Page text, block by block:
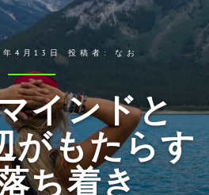
4月13日 投稿者:なお
インドと
がもたらす
ち着き